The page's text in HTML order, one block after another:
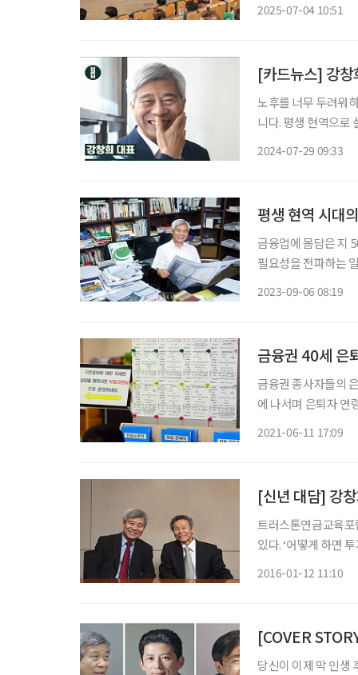
2025-07-04 10:51
[카드뉴스] 강창
노후를 너무 두려워
니다. 평생 현역으로
2024-07-29 09:33
평생 현역 시대
금융업에 몸담은 지
필요성을 전파하는
2023-09-06 08:19
금융권 40세 은
금융권 종사자들의
에 나서며 은퇴자 연
2021-06-11 17:09
트러스톤연금교육
있다. ‘어떻게 하면
2016-01-12 11:10
당신이 이제 막 인생